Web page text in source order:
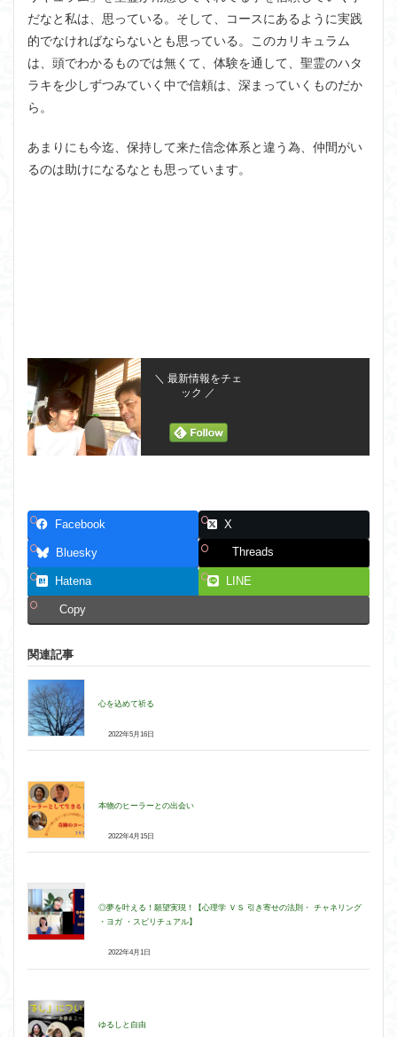
だなと私は、思っている。そして、コースにあるように実践
的でなければならないとも思っている。このカリキュラム
は、頭でわかるものでは無くて、体験を通して、聖霊のハタ
ラキを少しずつみていく中で信頼は、深まっていくものだか
ら。
あまりにも今迄、保持して来た信念体系と違う為、仲間がい
るのは助けになるなとも思っています。
＼ 最新情報をチェ
ック ／
Facebook X
Bluesky Threads
Hatena LINE
Copy
関連記事
心を込めて祈る
2022年5月16日
本物のヒーラーとの出会い
2022年4月15日
◎夢を叶える！願望実現！【心理学 ＶＳ 引き寄せの法則・ チャネリング
・ヨガ ・スピリチュアル】
2022年4月1日
ゆるしと自由